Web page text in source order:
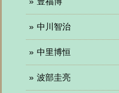
中川智治
中里博恒
波部圭亮